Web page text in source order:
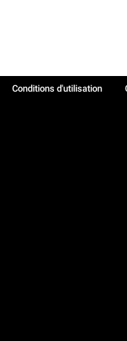
Conditions d'utilisation